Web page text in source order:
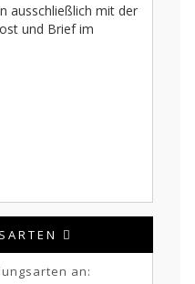
ausschließlich mit der
und Brief im
an: